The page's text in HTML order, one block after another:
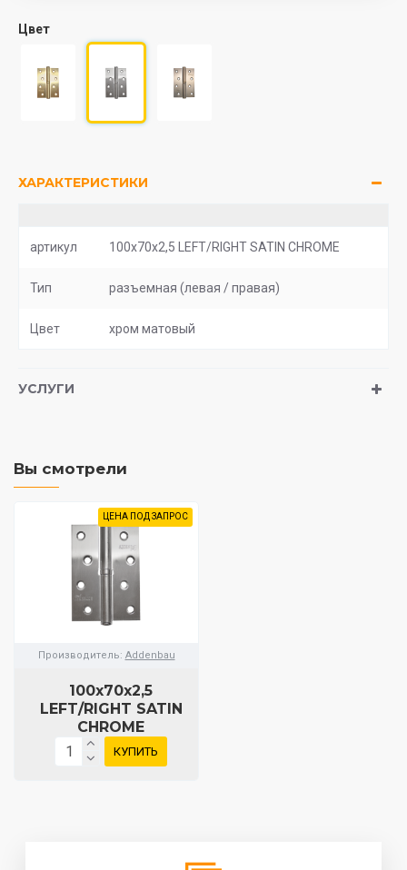
Цвет
ХАРАКТЕРИСТИКИ
артикул 100x70x2,5 LEFT/RIGHT SATIN CHROME
Тип разъемная (левая / правая)
Цвет хром матовый
УСЛУГИ
Вы смотрели
ЦЕНА ПОД ЗАПРОС
Производитель: Addenbau
100x70x2,5
LEFT/RIGHT SATIN
CHROME
КУПИТЬ